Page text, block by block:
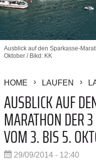
Ausblick auf den Sparkasse-
Oktober / Bikd: KK
HOME LAUFEN
AUSBLICK AUF
MARATHON DER
VOM 3. BIS 5.
29/09/2014 - 12:40